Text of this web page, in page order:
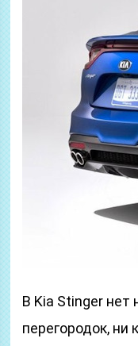
В Kia Stinger нет
перегородок,